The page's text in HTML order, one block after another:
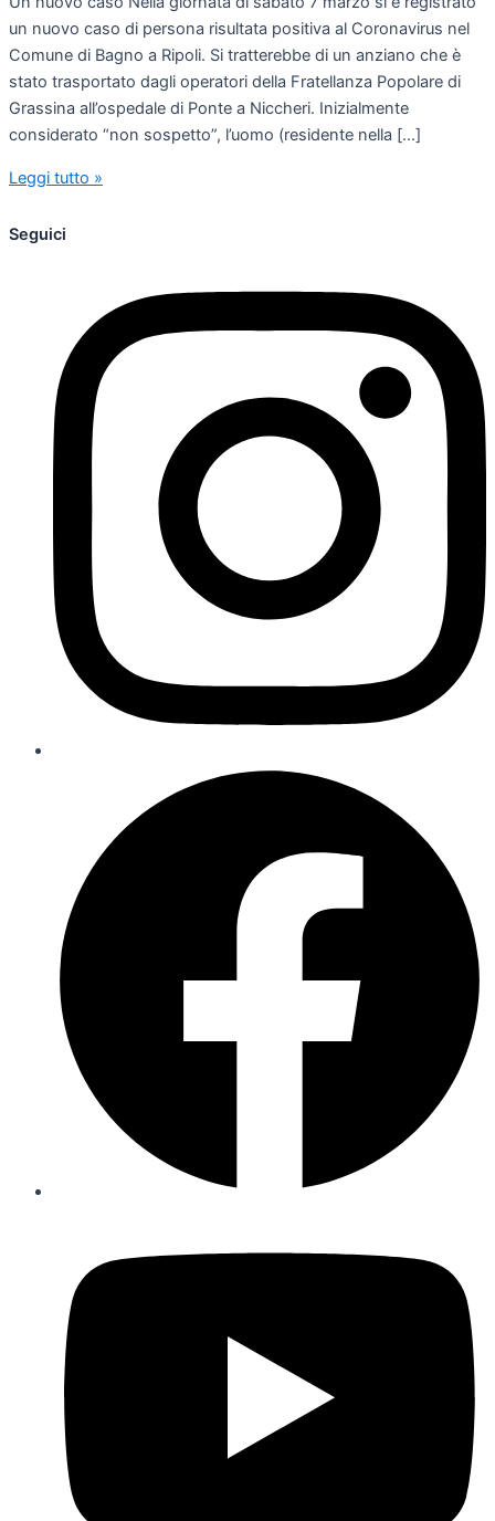
un nuovo caso di persona risultata positiva al Coronavirus nel
Comune di Bagno a Ripoli. Si tratterebbe di un anziano che è
stato trasportato dagli operatori della Fratellanza Popolare di
Grassina all’ospedale di Ponte a Niccheri. Inizialmente
considerato “non sospetto”, l’uomo (residente nella […]
Leggi tutto »
Seguici